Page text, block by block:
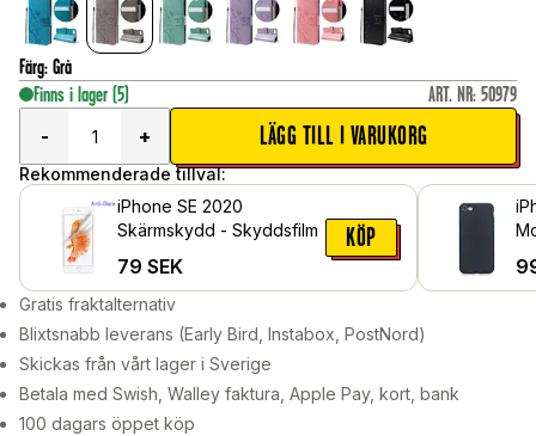
Färg: Grå
Finns i lager (5) ART. NR: 50979
-
+ LÄGG TILL I VARUKORG
Rekommenderade tillval:
iPhone SE 2020
Skärmskydd - Skyddsfilm
79 SEK
KÖP
Gratis fraktalternativ
Blixtsnabb leverans (Early Bird, Instabox, PostNord)
Skickas från vårt lager i Sverige
Betala med Swish, Walley faktura, Apple Pay, kort, bank
100 dagars öppet köp